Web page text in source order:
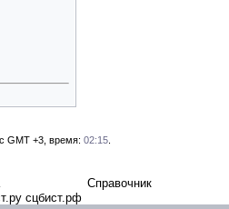
GMT +3, время: 02:15.
Справочник
сцбист.рф